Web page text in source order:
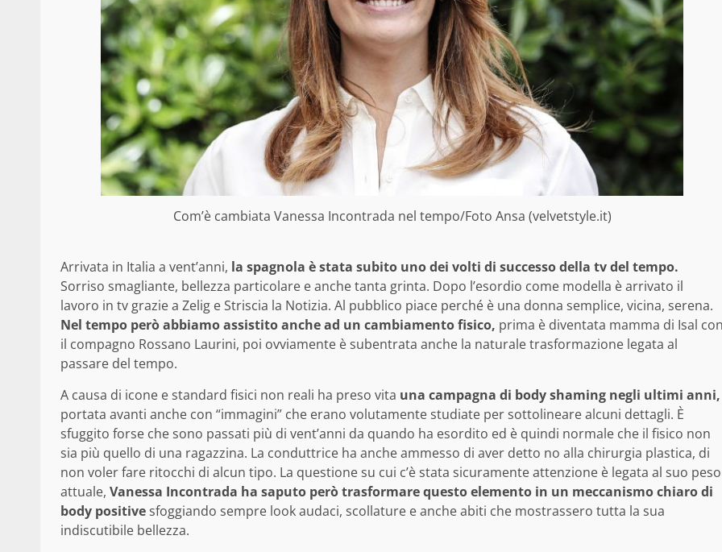
Com’è cambiata Vanessa Incontrada nel tempo/Foto Ansa (velvetstyle.it)
Arrivata in Italia a vent’anni, la spagnola è stata subito uno dei volti di successo della tv del tempo.
Sorriso smagliante, bellezza particolare e anche tanta grinta. Dopo l’esordio come modella è arrivato il
lavoro in tv grazie a Zelig e Striscia la Notizia. Al pubblico piace perché è una donna semplice, vicina, serena.
Nel tempo però abbiamo assistito anche ad un cambiamento fisico, prima è diventata mamma di Isal
il compagno Rossano Laurini, poi ovviamente è subentrata anche la naturale trasformazione legata al
passare del tempo.
A causa di icone e standard fisici non reali ha preso vita una campagna di body shaming negli ultimi anni,
portata avanti anche con “immagini” che erano volutamente studiate per sottolineare alcuni dettagli. È
sfuggito forse che sono passati più di vent’anni da quando ha esordito ed è quindi normale che il fisico non
sia più quello di una ragazzina. La conduttrice ha anche ammesso di aver detto no alla chirurgia plastica, di
non voler fare ritocchi di alcun tipo. La questione su cui c’è stata sicuramente attenzione è legata al suo peso
attuale, Vanessa Incontrada ha saputo però trasformare questo elemento in un meccanismo chiaro di
body positivesfoggiando sempre look audaci, scollature e anche abiti che mostrassero tutta la sua
indiscutibile bellezza.